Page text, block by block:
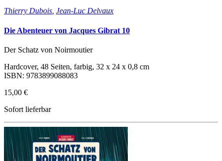
Thierry Dubois, Jean-Luc Delvaux
Die Abenteuer von Jacques Gibrat 10
Der Schatz von Noirmoutier
Hardcover, 48 Seiten, farbig, 32 x 24 x 0,8 cm
ISBN: 9783899088083
15,00 €
Sofort lieferbar